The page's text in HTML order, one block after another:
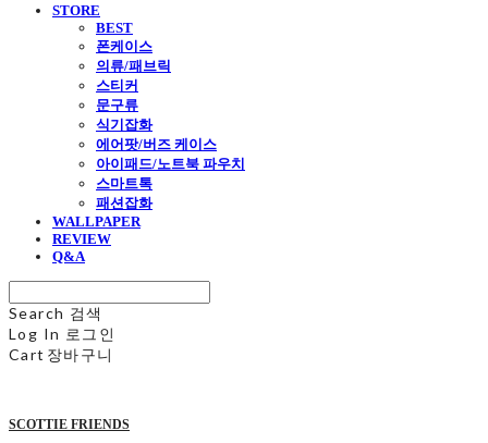
STORE
BEST
폰케이스
의류/패브릭
스티커
문구류
식기잡화
에어팟/버즈 케이스
아이패드/노트북 파우치
스마트톡
패션잡화
WALLPAPER
REVIEW
Q&A
Search 검색
Log In 로그인
Cart 장바구니
SCOTTIE FRIENDS